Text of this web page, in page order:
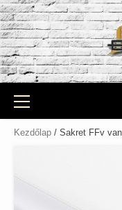
Skip
to
content
Primary
Menu
Kezdőlap / Sakret FFv